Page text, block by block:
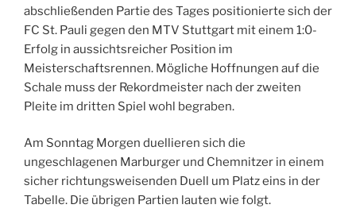
abschließenden Partie des Tages positionierte sich der
FC St. Pauli gegen den MTV Stuttgart mit einem 1:0-
Erfolg in aussichtsreicher Position im
Meisterschaftsrennen. Mögliche Hoffnungen auf die
Schale muss der Rekordmeister nach der zweiten
Pleite im dritten Spiel wohl begraben.
Am Sonntag Morgen duellieren sich die
ungeschlagenen Marburger und Chemnitzer in einem
sicher richtungsweisenden Duell um Platz eins in der
Tabelle. Die übrigen Partien lauten wie folgt.